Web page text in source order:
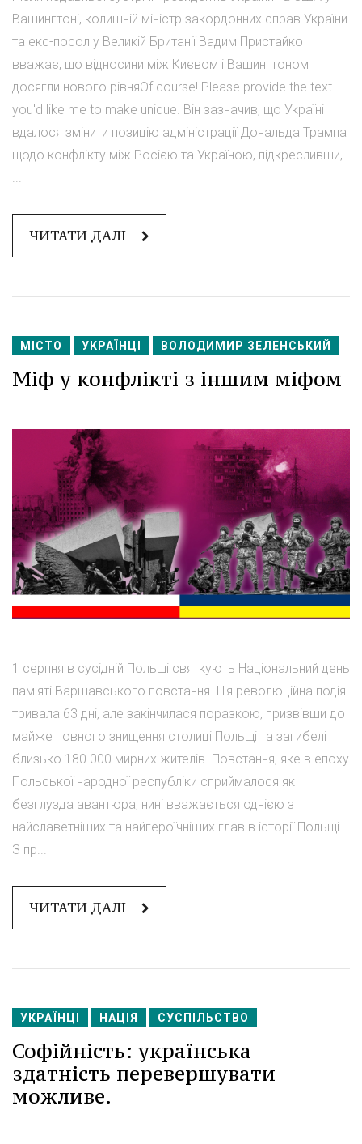
Вашингтоні, колишній міністр закордонних справ України
та екс-посол у Великій Британії Вадим Пристайко
вважає, що відносини між Києвом і Вашингтоном
досягли нового рівняOf course! Please provide the text
you'd like me to make unique. Він зазначив, що Україні
вдалося змінити позицію адміністрації Дональда Трампа
щодо конфлікту між Росією та Україною, підкресливши,
...
ЧИТАТИ ДАЛІ
МІСТО УКРАЇНЦІ ВОЛОДИМИР ЗЕЛЕНСЬКИЙ
Міф у конфлікті з іншим міфом
1 серпня в сусідній Польщі святкують Національний день
пам'яті Варшавського повстання. Ця революційна подія
тривала 63 дні, але закінчилася поразкою, призвівши до
майже повного знищення столиці Польщі та загибелі
близько 180 000 мирних жителів. Повстання, яке в епоху
Польської народної республіки сприймалося як
безглузда авантюра, нині вважається однією з
найславетніших та найгероїчніших глав в історії Польщі.
З пр...
ЧИТАТИ ДАЛІ
УКРАЇНЦІ НАЦІЯ СУСПІЛЬСТВО
Софійність: українська
здатність перевершувати
можливе.